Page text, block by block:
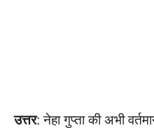
उत्तर: नेहा गुप्ता की अभी